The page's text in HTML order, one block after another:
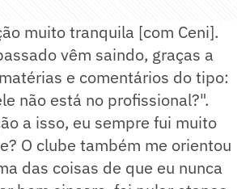
muito tranquila [com Ceni].
vêm saindo, graças a
e comentários do tipo:
não está no profissional?".
a isso, eu sempre fui muito
O clube também me orientou
das coisas de que eu nunca